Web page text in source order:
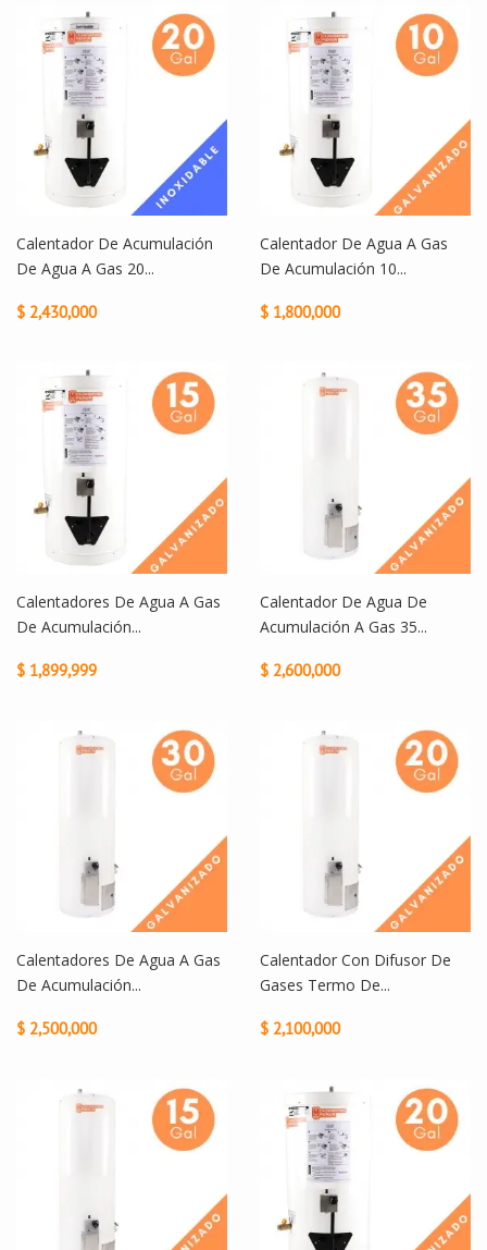
Calentador De Acumulación
De Agua A Gas 20...
$ 2,430,000
Calentador De Agua A Gas
De Acumulación 10...
$ 1,800,000
Calentadores De Agua A Gas
De Acumulación...
$ 1,899,999
Calentador De Agua De
Acumulación A Gas 35...
$ 2,600,000
Calentadores De Agua A Gas
De Acumulación...
$ 2,500,000
Calentador Con Difusor De
Gases Termo De...
$ 2,100,000